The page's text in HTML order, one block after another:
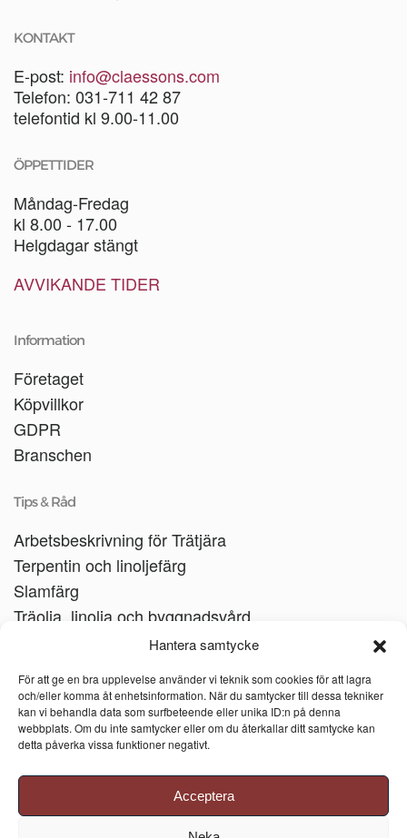
Hantera samtycke
För att ge en bra upplevelse använder vi teknik som cookies för att lagra
och/eller komma åt enhetsinformation. När du samtycker till dessa tekniker
kan vi behandla data som surfbeteende eller unika ID:n på denna
webbplats. Om du inte samtycker eller om du återkallar ditt samtycke kan
detta påverka vissa funktioner negativt.
Acceptera
KONTAKT
E-post: info@claessons.com
Telefon: 031-711 42 87
telefontid kl 9.00-11.00
ÖPPETTIDER
Måndag-Fredag
kl 8.00 - 17.00
Helgdagar stängt
AVVIKANDE TIDER
Information
Företaget
Köpvillkor
GDPR
Branschen
Tips & Råd
Arbetsbeskrivning för Trätjära
Terpentin och linoljefärg
Slamfärg
Träolja, linolja och byggnadsvård